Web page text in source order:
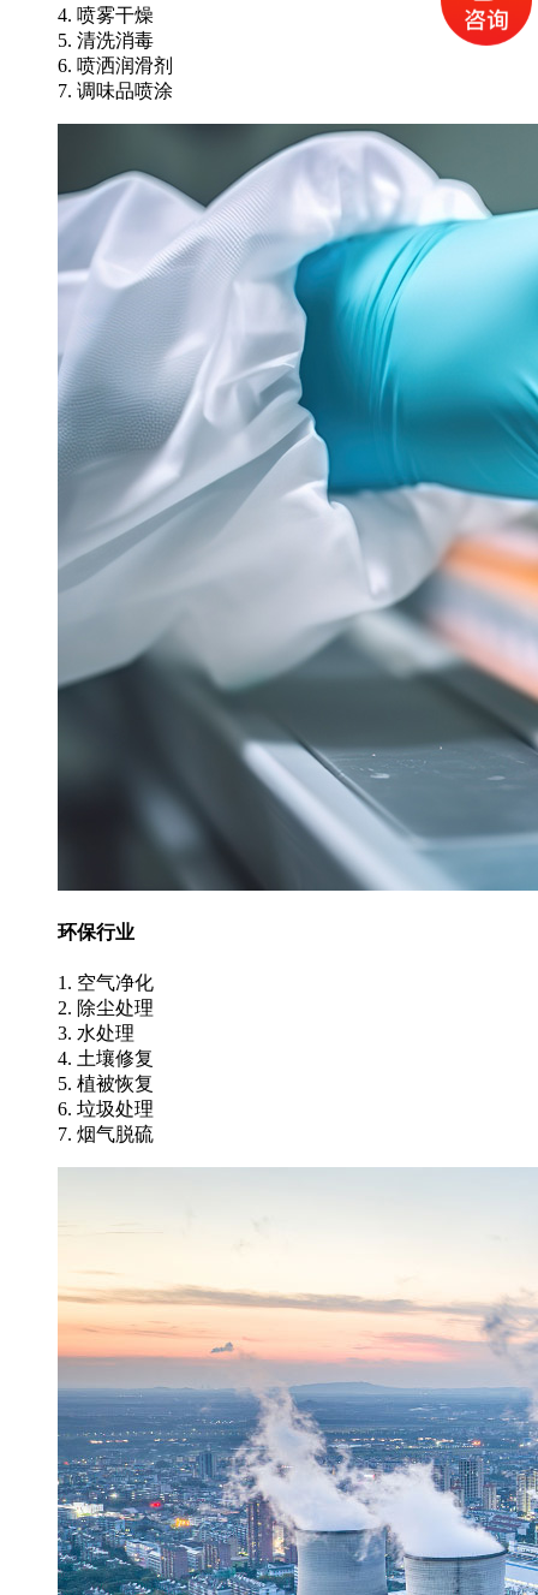
4. 喷雾干燥
5. 清洗消毒
6. 喷洒润滑剂
7. 调味品喷涂
环保行业
1. 空气净化
2. 除尘处理
3. 水处理
4. 土壤修复
5. 植被恢复
6. 垃圾处理
7. 烟气脱硫